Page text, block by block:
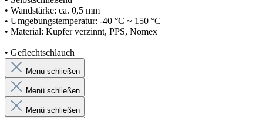
• Wandstärke: ca. 0,5 mm
• Umgebungstemperatur: -40 °C ~ 150 °C
• Material: Kupfer verzinnt, PPS, Nomex
• Geflechtschlauch
Menü schließen
Menü schließen
Menü schließen